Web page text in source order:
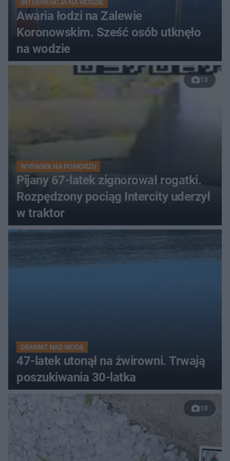
INTERWENCJA NA WODZIE
Awaria łodzi na Zalewie
Koronowskim. Sześć osób utknęło
na wodzie
13
WYPADEK NA POMORZU
Pijany 67-latek zignorował rogatki.
Rozpędzony pociąg Intercity uderzył
w traktor
DRAMAT NAD WODĄ
47-latek utonął na żwirowni. Trwają
poszukiwania 30-latka
10